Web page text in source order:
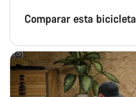
Comparar esta bicicleta